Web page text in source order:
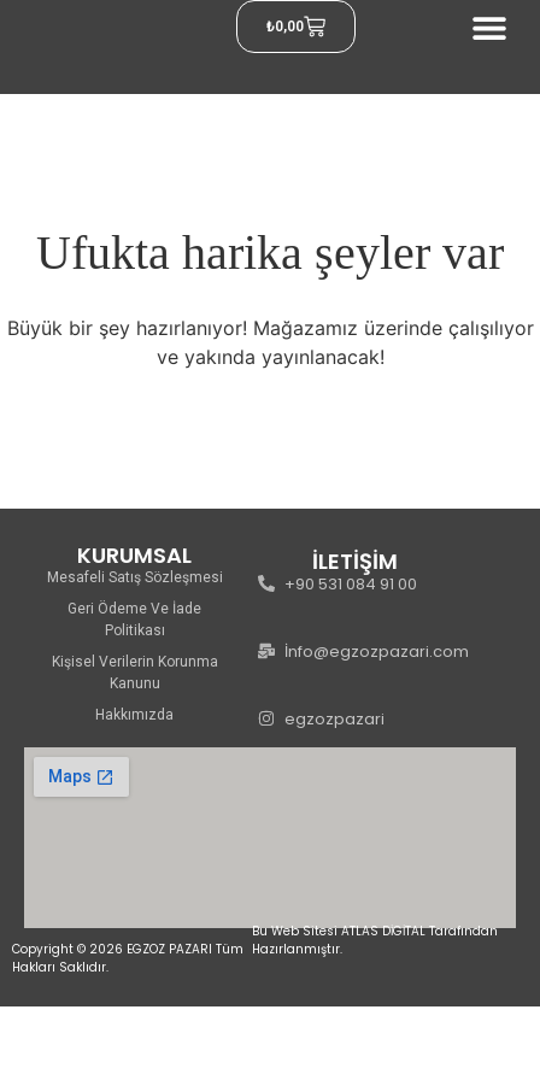
₺0,00
Ufukta harika şeyler var
Büyük bir şey hazırlanıyor! Mağazamız üzerinde çalışılıyor
ve yakında yayınlanacak!
KURUMSAL
Mesafeli Satış Sözleşmesi
Geri Ödeme Ve İade
Politikası
Kişisel Verilerin Korunma
Kanunu
Hakkımızda
İLETİŞİM
+90 531 084 91 00
İnfo@egzozpazari.com
egzozpazari
Copyright © 2026 EGZOZ PAZARI Tüm
Hakları Saklıdır.
Bu Web Sitesi ATLAS DİGİTAL Tarafından
Hazırlanmıştır.